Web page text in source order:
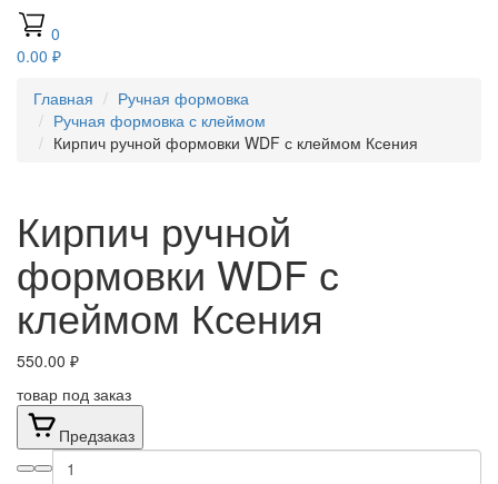
0
0.00 ₽
Главная
Ручная формовка
Ручная формовка с клеймом
Кирпич ручной формовки WDF с клеймом Ксения
Кирпич ручной
формовки WDF с
клеймом Ксения
550.00 ₽
товар под заказ
Предзаказ